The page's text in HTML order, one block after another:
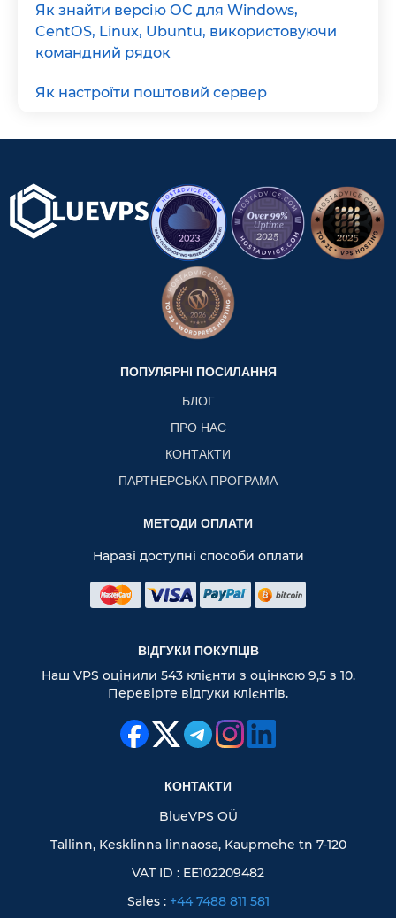
Як знайти версію ОС для Windows,
CentOS, Linux, Ubuntu, використовуючи
командний рядок
Як настроїти поштовий сервер
ПОПУЛЯРНІ ПОСИЛАННЯ
БЛОГ
ПРО НАС
КОНТАКТИ
ПАРТНЕРСЬКА ПРОГРАМА
МЕТОДИ ОПЛАТИ
Наразі доступні способи оплати
ВІДГУКИ ПОКУПЦІВ
Наш VPS оцінили 543 клієнти з оцінкою 9,5 з 10.
Перевірте відгуки клієнтів.
КОНТАКТИ
BlueVPS OÜ
Tallinn, Kesklinna linnaosa, Kaupmehe tn 7-120
VAT ID : EE102209482
Sales : +44 7488 811 581